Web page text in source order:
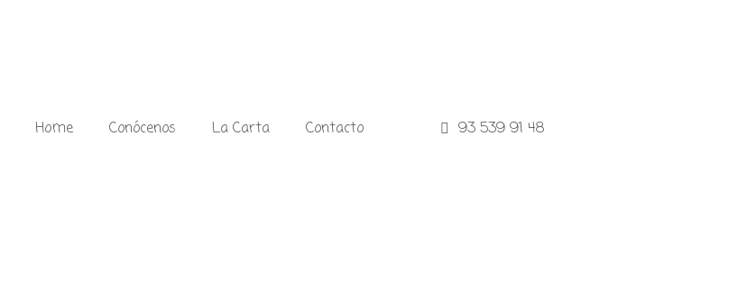
Home Conócenos La Carta Contacto 93 539 91 48